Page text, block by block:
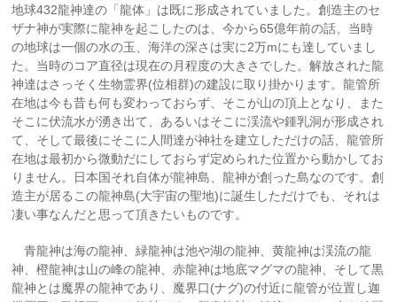
地球432龍神達の「龍体」は既に形成されていました。創造主のセ
ザナ神が実際に龍神を起こしたのは、今から65億年前の話、当時
の地球は一個の水の玉、海洋の深さは実に2万mにも達していまし
た。当時のコア直径は現在の月程度の大きさでした。解放された龍
神達はさっそく生物霊界(位相群)の建設に取り掛かります。龍管所
在地は今も昔も何も変わっておらず、そこが山の頂上となり、また
そこに伏流水が湧き出て、あるいはそこに渓流や鍾乳洞が形成され
て、そして最後にそこに人間達が神社を建立しただけの話、龍管所
在地は最初から微動だにしておらず定められた位置から動かしてお
りません。日本国それ自体が龍神島、龍神が創った島なのです。創
造主が居るこの龍神島(大宇宙の聖地)に誕生しただけでも、それは
凄い事なんだと思って頂きたいものです。
青龍神は海の龍神、緑龍神は池や湖の龍神、黄龍神は渓流の龍
神、橙龍神は山の峰の龍神、赤龍神は地底マグマの龍神、そして黒
龍神とは魔界の龍神であり、魔界口(ナグ)の付近に龍管が位置し迦